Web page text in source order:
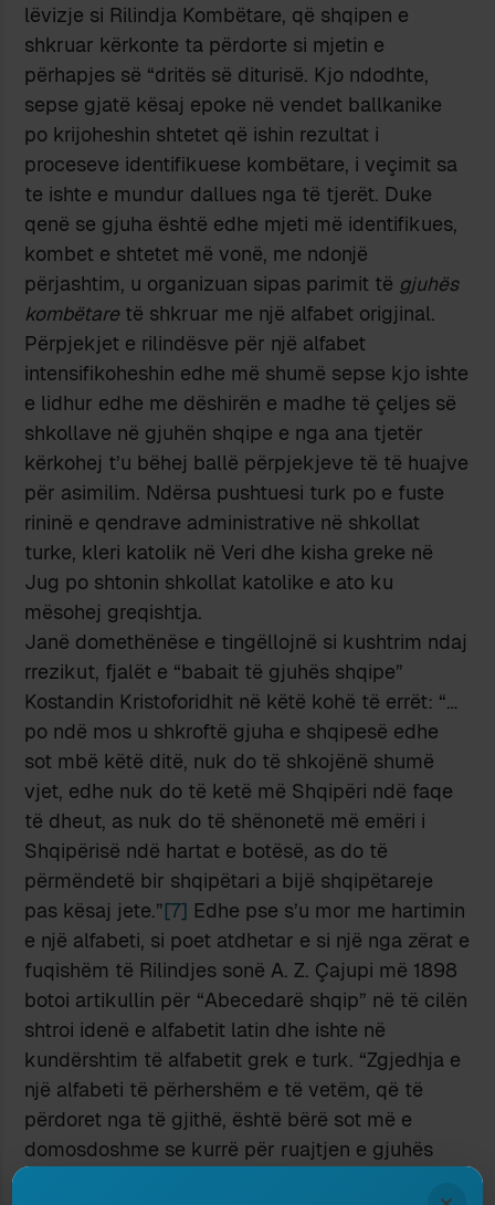
lëvizje si Rilindja Kombëtare, që shqipen e
shkruar kërkonte ta përdorte si mjetin e
përhapjes së “dritës së diturisë. Kjo ndodhte,
sepse gjatë kësaj epoke në vendet ballkanike
po krijoheshin shtetet që ishin rezultat i
proceseve identifikuese kombëtare, i veçimit sa
te ishte e mundur dallues nga të tjerët. Duke
qenë se gjuha është edhe mjeti më identifikues,
kombet e shtetet më vonë, me ndonjë
përjashtim, u organizuan sipas parimit të gjuhës
kombëtare të shkruar me një alfabet origjinal.
Përpjekjet e rilindësve për një alfabet
intensifikoheshin edhe më shumë sepse kjo ishte
e lidhur edhe me dëshirën e madhe të çeljes së
shkollave në gjuhën shqipe e nga ana tjetër
kërkohej t’u bëhej ballë përpjekjeve të të huajve
për asimilim. Ndërsa pushtuesi turk po e fuste
rininë e qendrave administrative në shkollat
turke, kleri katolik në Veri dhe kisha greke në
Jug po shtonin shkollat katolike e ato ku
mësohej greqishtja.
Janë domethënëse e tingëllojnë si kushtrim ndaj
rrezikut, fjalët e “babait të gjuhës shqipe”
Kostandin Kristoforidhit në këtë kohë të errët: “…
po ndë mos u shkroftë gjuha e shqipesë edhe
sot mbë këtë ditë, nuk do të shkojënë shumë
vjet, edhe nuk do të ketë më Shqipëri ndë faqe
të dheut, as nuk do të shënonetë më emëri i
Shqipërisë ndë hartat e botësë, as do të
përmëndetë bir shqipëtari a bijë shqipëtareje
pas kësaj jete.”[7] Edhe pse s’u mor me hartimin
e një alfabeti, si poet atdhetar e si një nga zërat e
fuqishëm të Rilindjes sonë A. Z. Çajupi më 1898
botoi artikullin për “Abecedarë shqip” në të cilën
shtroi idenë e alfabetit latin dhe ishte në
kundërshtim të alfabetit grek e turk. “Zgjedhja e
një alfabeti të përhershëm e të vetëm, që të
përdoret nga të gjithë, është bërë sot më e
domosdoshme se kurrë për ruajtjen e gjuhës